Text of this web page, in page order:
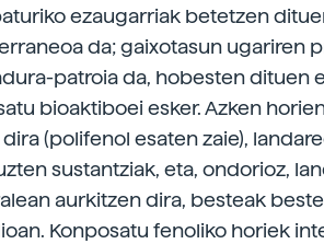
ezaugarriak betetzen
da; gaixotasun ugariren
patroia da, hobesten dituen
bioaktiboei esker. Azken
(polifenol esaten zaie),
sustantziak, eta, ondorioz,
aurkitzen dira, besteak
Konposatu fenoliko horiek